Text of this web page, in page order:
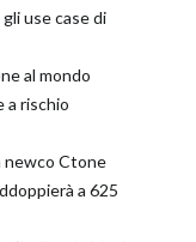
use case di
al mondo
a rischio
newco Ctone
a 625